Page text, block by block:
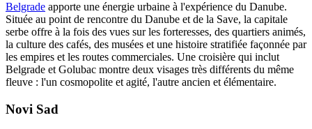
Belgrade apporte une énergie urbaine à l'expérience du Danube.
Située au point de rencontre du Danube et de la Save, la capitale
serbe offre à la fois des vues sur les forteresses, des quartiers animés,
la culture des cafés, des musées et une histoire stratifiée façonnée par
les empires et les routes commerciales. Une croisière qui inclut
Belgrade et Golubac montre deux visages très différents du même
fleuve : l'un cosmopolite et agité, l'autre ancien et élémentaire.
Novi Sad